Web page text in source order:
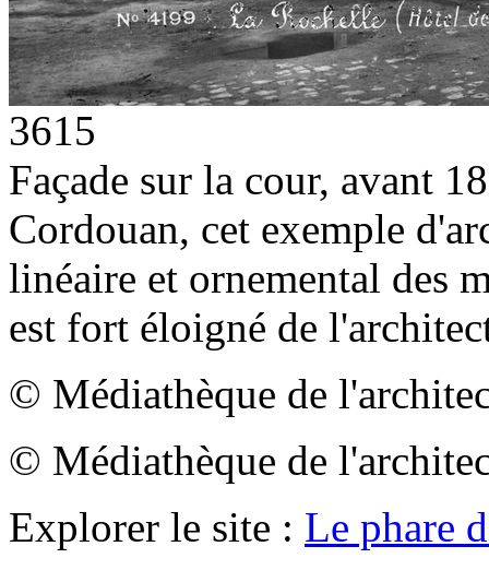
3615
Façade sur la cour, avant
Cordouan, cet exemple
linéaire et ornemental des
est fort éloigné de
© Médiathèque de
© Médiathèque de
Explorer le site : Le phare